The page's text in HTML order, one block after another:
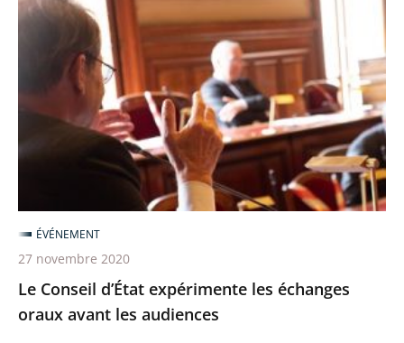
Conseil
expérimente
échanges
avant
audiences
Le Conseil d’État expérimente les échanges
oraux avant les audiences
ÉVÉNEMENT
27 novembre 2020